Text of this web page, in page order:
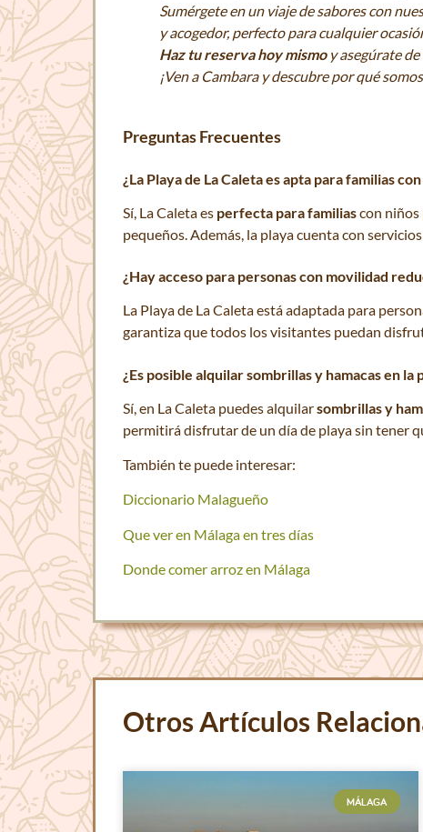
Sumérgete en un viaje de sabores con
y acogedor, perfecto para cualquier
Haz tu reserva hoy mismoy asegúrate de
¡Ven a Cambara y descubre por qué
Preguntas Frecuentes
¿La Playa de La Caleta es apta para familias
Sí, La Caleta es perfecta para familiascon niños
pequeños. Además, la playa cuenta con
¿Hay acceso para personas con movilidad
La Playa de La Caleta está adaptada para
garantiza que todos los visitantes puedan
¿Es posible alquilar sombrillas y hamacas en la
Sí, en La Caleta puedes alquilarsombrillas y
permitirá disfrutar de un día de playa sin tener
También te puede interesar:
Diccionario Malagueño
Que ver en Málaga en tres días
Donde comer arroz en Málaga
Otros Artículos
MÁLAGA